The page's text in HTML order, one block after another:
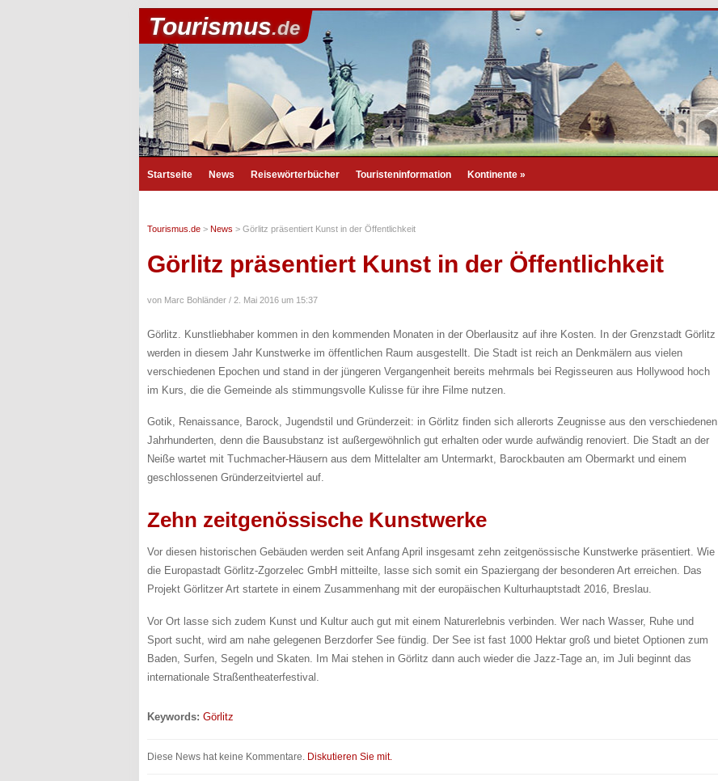
Tourismus.de
Startseite News Reisewörterbücher Touristeninformation Kontinente »
Tourismus.de > News > Görlitz präsentiert Kunst in der Öffentlichkeit
Görlitz präsentiert Kunst in der Öffentlichkeit
von Marc Bohländer / 2. Mai 2016 um 15:37
Görlitz. Kunstliebhaber kommen in den kommenden Monaten in der Oberlausitz auf ihre Kosten. In der Grenzstadt Görlitz
werden in diesem Jahr Kunstwerke im öffentlichen Raum ausgestellt. Die Stadt ist reich an Denkmälern aus vielen
verschiedenen Epochen und stand in der jüngeren Vergangenheit bereits mehrmals bei Regisseuren aus Hollywood hoch
im Kurs, die die Gemeinde als stimmungsvolle Kulisse für ihre Filme nutzen.
Gotik, Renaissance, Barock, Jugendstil und Gründerzeit: in Görlitz finden sich allerorts Zeugnisse aus den verschiedenen
Jahrhunderten, denn die Bausubstanz ist außergewöhnlich gut erhalten oder wurde aufwändig renoviert. Die Stadt an der
Neiße wartet mit Tuchmacher-Häusern aus dem Mittelalter am Untermarkt, Barockbauten am Obermarkt und einem
geschlossenen Gründerzeitviertel auf.
Zehn zeitgenössische Kunstwerke
Vor diesen historischen Gebäuden werden seit Anfang April insgesamt zehn zeitgenössische Kunstwerke präsentiert. Wie
die Europastadt Görlitz-Zgorzelec GmbH mitteilte, lasse sich somit ein Spaziergang der besonderen Art erreichen. Das
Projekt Görlitzer Art startete in einem Zusammenhang mit der europäischen Kulturhauptstadt 2016, Breslau.
Vor Ort lasse sich zudem Kunst und Kultur auch gut mit einem Naturerlebnis verbinden. Wer nach Wasser, Ruhe und
Sport sucht, wird am nahe gelegenen Berzdorfer See fündig. Der See ist fast 1000 Hektar groß und bietet Optionen zum
Baden, Surfen, Segeln und Skaten. Im Mai stehen in Görlitz dann auch wieder die Jazz-Tage an, im Juli beginnt das
internationale Straßentheaterfestival.
Keywords: Görlitz
Diese News hat keine Kommentare. Diskutieren Sie mit.